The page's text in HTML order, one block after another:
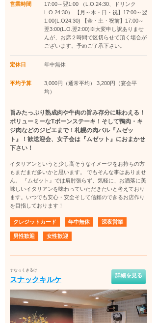
営業時間
17:00～翌1:00 （L.O.24:30、ドリンク
L.O.24:30） 【月～木・日・祝】17:00～翌
1:00(L.O24:30) 【金・土・祝前】17:00～
翌3:00(L.O.翌2:00)※大変申し訳ありませ
んが、お席２時間で区切らせて頂く場合が
ございます。予めご了承下さい。
定休日 年中無休
平均予算
3,000円（通常平均） 3,200円（宴会平
均）
旨みたっぷり熟成肉や牛肉の旨み存分に味わえる！
ボリューミーなTボーンステーキ！そして鴨肉・キ
ジ肉などのジビエまで！札幌の肉バル『ムゼッ
ト』！歓送迎会、女子会は『ムゼット』におまかせ
下さい！
イタリアンというと少し高そうなイメージをお持ちの方
もまだまだ多いかと思います。 でもそんな事はありませ
ん。 『ムゼット』では肩肘張らず、気軽に、お洒落に美
味しいイタリアンを味わっていただきたいと考えており
ます。いつでも安心・安全そして信頼のできるお店作り
を目指しております！
クレジットカード 年中無休 深夜営業
男性歓迎 女性歓迎
すなっくきるけ
スナックキルケ 詳細を見る